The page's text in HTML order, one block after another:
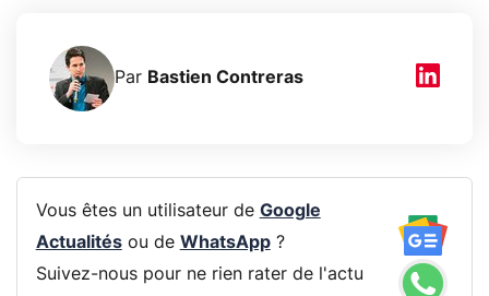
Par Bastien Contreras
Vous êtes un utilisateur de Google
Actualitésou de WhatsApp?
Suivez-nous pour ne rien rater de l'actu